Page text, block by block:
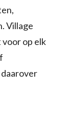
Village
op elk